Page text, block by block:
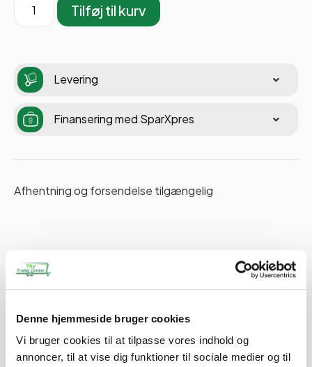
Denne hjemmeside bruger cookies
Vi bruger cookies til at tilpasse vores indhold og
annoncer, til at vise dig funktioner til sociale medier og til
Tilføj til kurv
Levering
Finansering med SparXpres
Afhentning og forsendelse tilgængelig